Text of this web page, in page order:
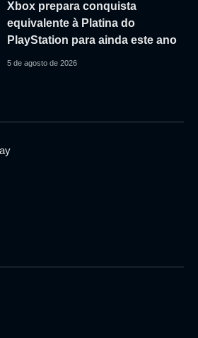
Xbox prepara conquista
equivalente à Platina do
PlayStation para ainda este ano
5 de agosto de 2026